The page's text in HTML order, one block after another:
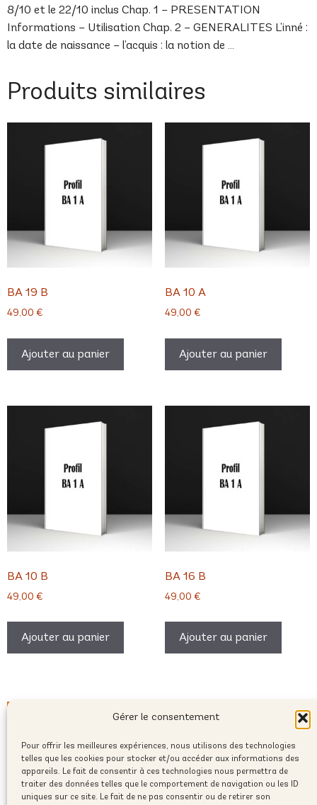
Gérer le consentement
Pour offrir les meilleures expériences, nous utilisons des technologies
telles que les cookies pour stocker et/ou accéder aux informations des
appareils. Le fait de consentir à ces technologies nous permettra de
traiter des données telles que le comportement de navigation ou les ID
uniques sur ce site. Le fait de ne pas consentir ou de retirer son
8/10 et le 22/10 inclus Chap. 1 – PRESENTATION
Informations – Utilisation Chap. 2 – GENERALITES L’inné :
la date de naissance – l’acquis : la notion de …
Produits similaires
BA 19 B
49,00 €
Ajouter au panier
BA 10 A
49,00 €
Ajouter au panier
BA 10 B
49,00 €
Ajouter au panier
BA 16 B
49,00 €
Ajouter au panier